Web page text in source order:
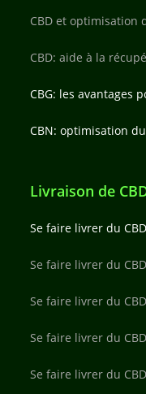
CBD et optimisation
CBD: aide à la
CBG: les avantages
CBN: optimisation
Livraison de
Se faire livrer du
Se faire livrer du
Se faire livrer du
Se faire livrer du
Se faire livrer du